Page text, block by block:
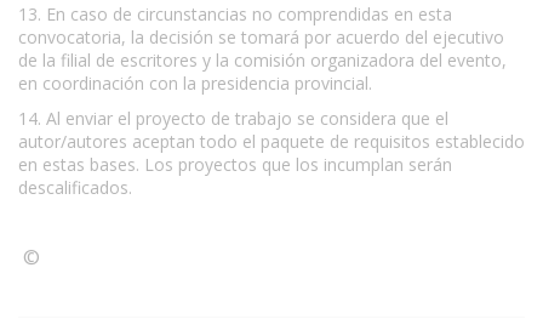
13. En caso de circunstancias no comprendidas en esta
convocatoria, la decisión se tomará por acuerdo del ejecutivo
de la filial de escritores y la comisión organizadora del evento,
en coordinación con la presidencia provincial.
14. Al enviar el proyecto de trabajo se considera que el
autor/autores aceptan todo el paquete de requisitos establecido
en estas bases. Los proyectos que los incumplan serán
descalificados.
©